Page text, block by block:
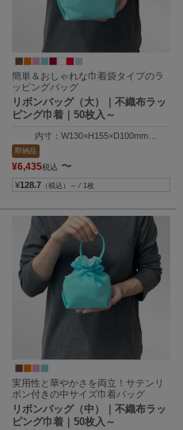
簡単＆おしゃれな巾着袋タイプのラ
ッピングバッグ
リボンバッグ（大）｜不織布ラッ
ピング巾着｜50枚入～
内寸：W130×H155×D100mm
外寸：W130×H205×D100mm
即納品
¥6,435税込 〜
¥128.7 （税込）～ ⁄ 1枚
実用性と華やかさを両立！サテンリ
ボン付きの中サイズ巾着バッグ
リボンバッグ（中）｜不織布ラッ
ピング巾着｜50枚入～